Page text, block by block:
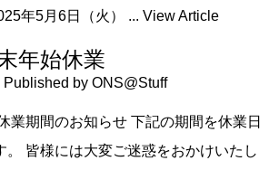
年5月6日（火） ... View Article
年始休業
Published by ONS@Stuff
期間のお知らせ 下記の期間を休業日
。 皆様には大変ご迷惑をおかけいたし